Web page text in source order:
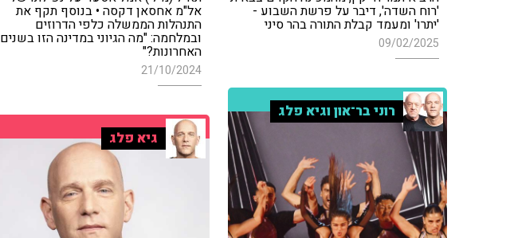
'רוח השדה', דיבר על פרשת השבוע -
'יתרו' ומעמד קבלת התורה בהר סיני
09/02/2025
אל"מ אחסאן דקסה • בנוסף תקף את
התנהלות הממשלה כלפי הדרוזים
ובמלחמה: "מה הגיוני במדינה הזו בשנים
האחרונות?"
21/10/2024
רוני בר־און וגיא פלג
גיא פלג